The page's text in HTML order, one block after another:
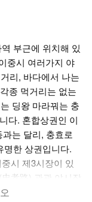
부근에 위치해 있
중시 여러가지 야
리, 바다에서 나는
종 먹거리는 없는
딩왕 마라꿔는 충
다. 혼합상권인 이
는 달리, 충효로
명한 상권입니다.
시 제3시장이 있
孝路) 관광 야시장
이 오후 4시가 되어